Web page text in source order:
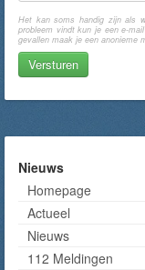
Het kan soms handig zijn als
probleem vindt kun je een e-
gevallen maak je een anonieme
Nieuws
Homepage
Actueel
Nieuws
112 Meldingen